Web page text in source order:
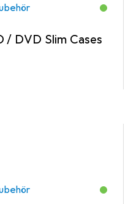
/ DVD Slim Cases